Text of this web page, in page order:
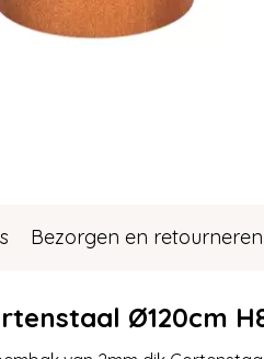
Bezorgen en retourneren
Ø120cm